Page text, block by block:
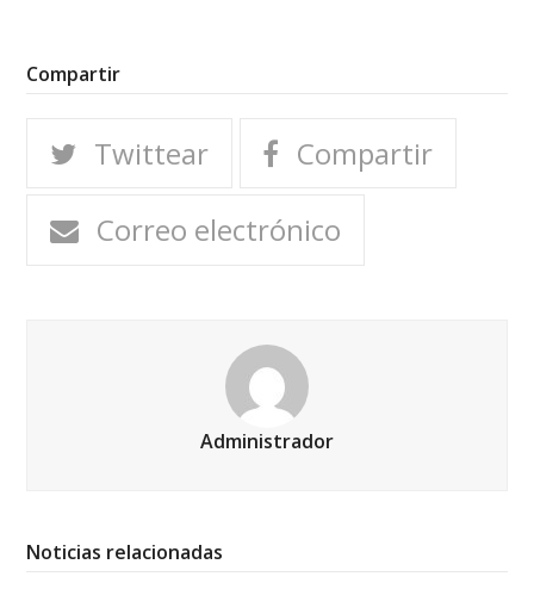
Compartir
Twittear
Compartir
Correo electrónico
Administrador
Noticias relacionadas